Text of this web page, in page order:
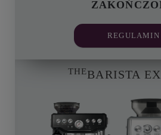
REGULAMIN
THEBARISTA